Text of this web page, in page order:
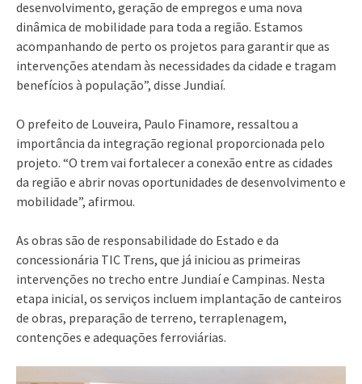
desenvolvimento, geração de empregos e uma nova
dinâmica de mobilidade para toda a região. Estamos
acompanhando de perto os projetos para garantir que as
intervenções atendam às necessidades da cidade e tragam
benefícios à população”, disse Jundiaí.
O prefeito de Louveira, Paulo Finamore, ressaltou a
importância da integração regional proporcionada pelo
projeto. “O trem vai fortalecer a conexão entre as cidades
da região e abrir novas oportunidades de desenvolvimento e
mobilidade”, afirmou.
As obras são de responsabilidade do Estado e da
concessionária TIC Trens, que já iniciou as primeiras
intervenções no trecho entre Jundiaí e Campinas. Nesta
etapa inicial, os serviços incluem implantação de canteiros
de obras, preparação de terreno, terraplenagem,
contenções e adequações ferroviárias.